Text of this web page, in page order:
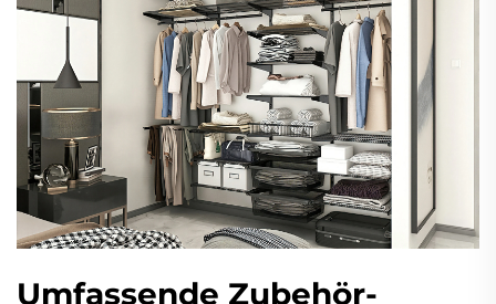
Umfassende Zubehör-